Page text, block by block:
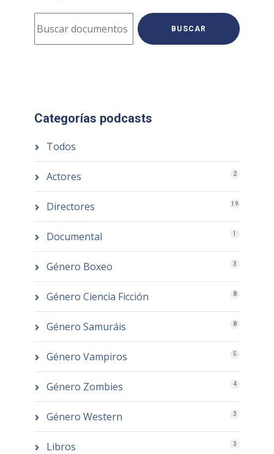
BUSCAR
Categorías podcasts
Todos
Actores 2
Directores 19
Documental 1
Género Boxeo 3
Género Ciencia Ficción 8
Género Samuráis 8
Género Vampiros 5
Género Zombies 4
Género Western 3
Libros 3